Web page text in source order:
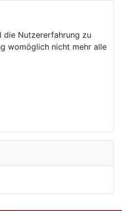
die Nutzererfahrung zu
womöglich nicht mehr alle